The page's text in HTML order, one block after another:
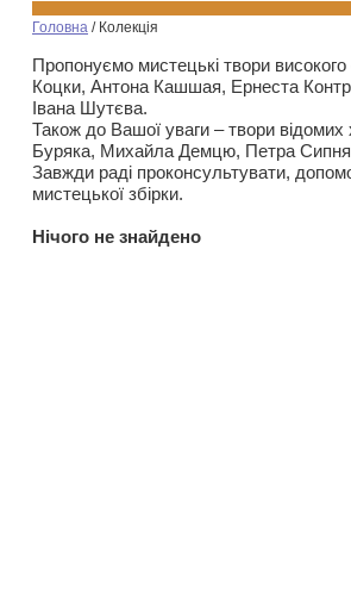
Головна / Колекція
Пропонуємо мистецькі твори
Коцки, Антона Кашшая, Ернеста
Івана Шутєва.
Також до Вашої уваги – твори відомих
Буряка, Михайла Демцю, Петра
Завжди раді проконсультувати,
мистецької збірки.
Нiчого не знайдено